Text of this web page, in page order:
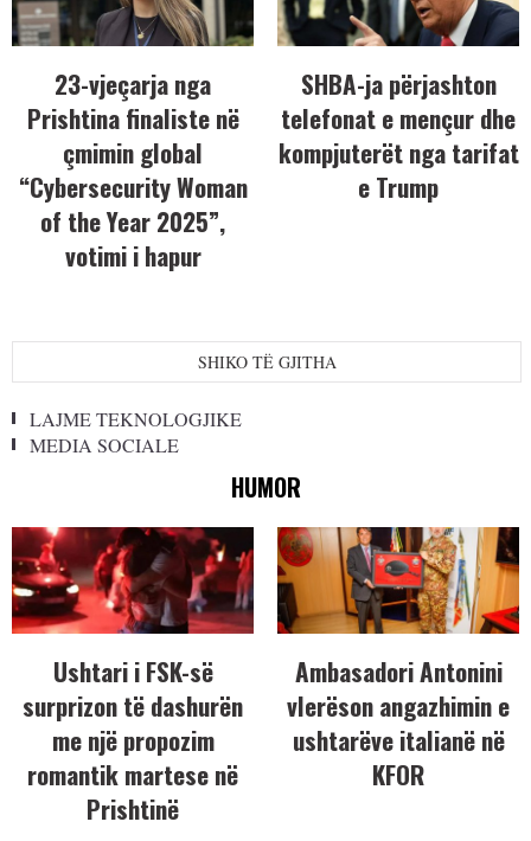
23-vjeçarja nga
Prishtina finaliste në
çmimin global
“Cybersecurity Woman
of the Year 2025”,
votimi i hapur
SHBA-ja përjashton
telefonat e mençur dhe
kompjuterët nga tarifat
e Trump
SHIKO TË GJITHA
LAJME TEKNOLOGJIKE
MEDIA SOCIALE
HUMOR
Ushtari i FSK-së
surprizon të dashurën
me një propozim
romantik martese në
Prishtinë
Ambasadori Antonini
vlerëson angazhimin e
ushtarëve italianë në
KFOR